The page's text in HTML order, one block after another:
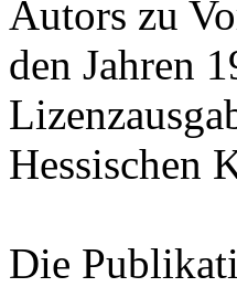
Autors zu
den Jahren
Hessischen
Die